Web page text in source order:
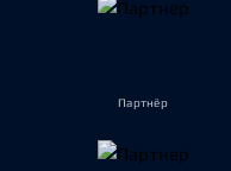
Партнёр